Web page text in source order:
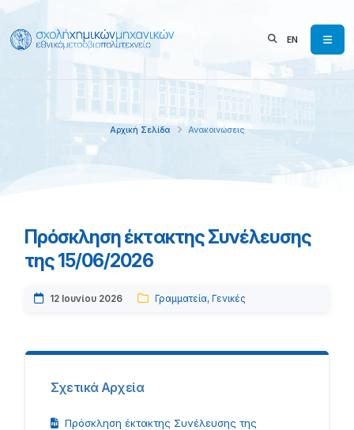
EN
Αρχική Σελίδα Ανακοινώσεις
Πρόσκληση έκτακτης Συνέλευσης
της 15/06/2026
12 Ιουνίου 2026 Γραμματεία, Γενικές
Σχετικά Αρχεία
Πρόσκληση έκτακτης Συνέλευσης της